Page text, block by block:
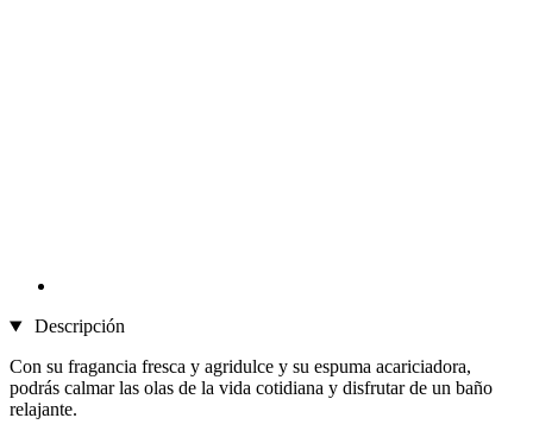
Descripción
Con su fragancia fresca y agridulce y su espuma acariciadora,
podrás calmar las olas de la vida cotidiana y disfrutar de un baño
relajante.